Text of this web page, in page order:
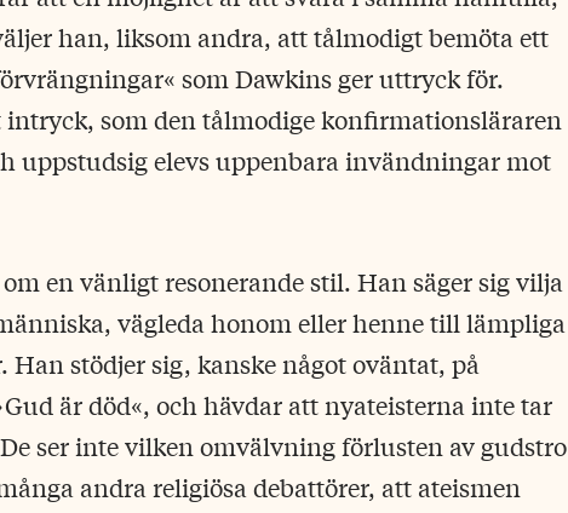
han, liksom andra, att tålmodigt bemöta ett
som Dawkins ger uttryck för.
som den tålmodige konfirmationsläraren
uppstudsig elevs uppenbara invändningar mot
en vänligt resonerande stil. Han säger sig vilja
vägleda honom eller henne till lämpliga
stödjer sig, kanske något oväntat, på
är död«, och hävdar att nyateisterna inte tar
ser inte vilken omvälvning förlusten av gudstro
andra religiösa debattörer, att ateismen